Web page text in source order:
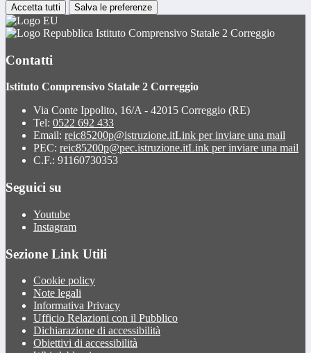
Accetta tutti Salva le preferenze
Istituto Comprensivo Statale 2 Correggio
Contatti
Istituto Comprensivo Statale 2 Correggio
Via Conte Ippolito, 16/A - 42015 Correggio (RE)
Tel: 0522 692 433
Email: reic85200p@istruzione.itLink per inviare una mail
PEC: reic85200p@pec.istruzione.itLink per inviare una mail
C.F.: 91160730353
Seguici su
Youtube
Instagram
Sezione Link Utili
Cookie policy
Note legali
Informativa Privacy
Ufficio Relazioni con il Pubblico
Dichiarazione di accessibilità
Obiettivi di accessibilità